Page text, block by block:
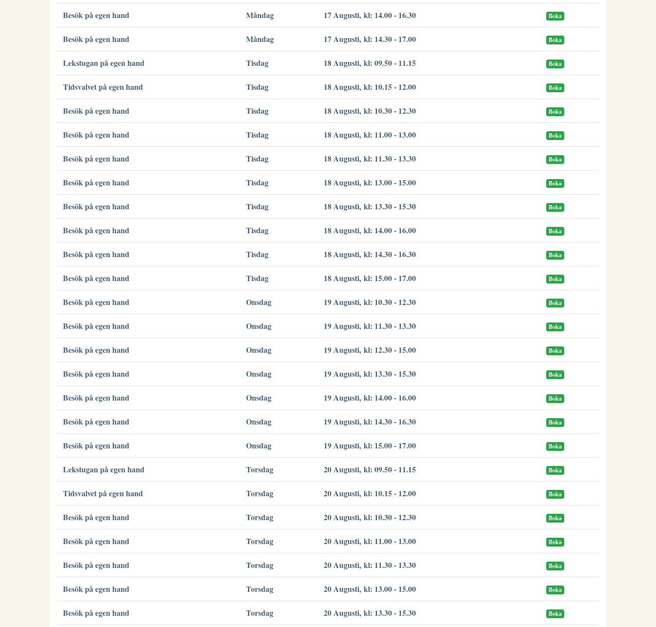
Besök på egen hand Måndag 17 Augusti, kl: 14.00 - 16.30 Boka
Besök på egen hand Måndag 17 Augusti, kl: 14.30 - 17.00 Boka
Lekstugan på egen hand Tisdag 18 Augusti, kl: 09.50 - 11.15 Boka
Tidsvalvet på egen hand Tisdag 18 Augusti, kl: 10.15 - 12.00 Boka
Besök på egen hand Tisdag 18 Augusti, kl: 10.30 - 12.30 Boka
Besök på egen hand Tisdag 18 Augusti, kl: 11.00 - 13.00 Boka
Besök på egen hand Tisdag 18 Augusti, kl: 11.30 - 13.30 Boka
Besök på egen hand Tisdag 18 Augusti, kl: 13.00 - 15.00 Boka
Besök på egen hand Tisdag 18 Augusti, kl: 13.30 - 15.30 Boka
Besök på egen hand Tisdag 18 Augusti, kl: 14.00 - 16.00 Boka
Besök på egen hand Tisdag 18 Augusti, kl: 14.30 - 16.30 Boka
Besök på egen hand Tisdag 18 Augusti, kl: 15.00 - 17.00 Boka
Besök på egen hand Onsdag 19 Augusti, kl: 10.30 - 12.30 Boka
Besök på egen hand Onsdag 19 Augusti, kl: 11.30 - 13.30 Boka
Besök på egen hand Onsdag 19 Augusti, kl: 12.30 - 15.00 Boka
Besök på egen hand Onsdag 19 Augusti, kl: 13.30 - 15.30 Boka
Besök på egen hand Onsdag 19 Augusti, kl: 14.00 - 16.00 Boka
Besök på egen hand Onsdag 19 Augusti, kl: 14.30 - 16.30 Boka
Besök på egen hand Onsdag 19 Augusti, kl: 15.00 - 17.00 Boka
Lekstugan på egen hand Torsdag 20 Augusti, kl: 09.50 - 11.15 Boka
Tidsvalvet på egen hand Torsdag 20 Augusti, kl: 10.15 - 12.00 Boka
Besök på egen hand Torsdag 20 Augusti, kl: 10.30 - 12.30 Boka
Besök på egen hand Torsdag 20 Augusti, kl: 11.00 - 13.00 Boka
Besök på egen hand Torsdag 20 Augusti, kl: 11.30 - 13.30 Boka
Besök på egen hand Torsdag 20 Augusti, kl: 13.00 - 15.00 Boka
Besök på egen hand Torsdag 20 Augusti, kl: 13.30 - 15.30 Boka